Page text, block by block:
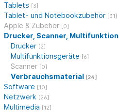
Tablets [3]
Tablet- und Notebookzubehör [31]
Apple & Zubehör [0]
Drucker, Scanner, Multifunktion
Drucker [2]
Multifunktionsgeräte [6]
Scanner [0]
Verbrauchsmaterial [24]
Software [10]
Netzwerk [26]
Multimedia [12]